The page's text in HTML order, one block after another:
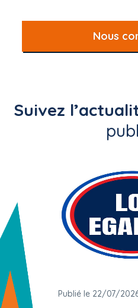
Nous
Suivez
Publié le 22/07/